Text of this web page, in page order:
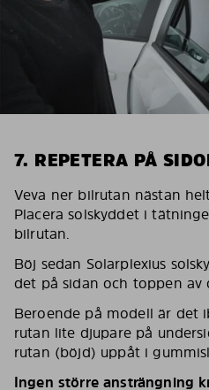
7. REPETERA PÅ
Veva ner bilrutan nästan
Placera solskyddet i
bilrutan.
Böj sedan Solarplexius
det på sidan och toppen av
Beroende på modell är det
rutan lite djupare på
rutan (böjd) uppåt i
Ingen större ansträngning